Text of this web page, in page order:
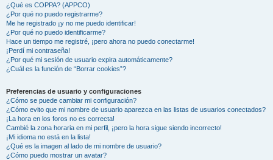
¿Qué es COPPA? (APPCO)
¿Por qué no puedo registrarme?
Me he registrado ¡y no me puedo identificar!
¿Por qué no puedo identificarme?
Hace un tiempo me registré, ¡pero ahora no puedo conectarme!
¡Perdí mi contraseña!
¿Por qué mi sesión de usuario expira automáticamente?
¿Cuál es la función de “Borrar cookies”?
Preferencias de usuario y configuraciones
¿Cómo se puede cambiar mi configuración?
¿Cómo evito que mi nombre de usuario aparezca en las listas de usuarios conectados?
¡La hora en los foros no es correcta!
Cambié la zona horaria en mi perfil, ¡pero la hora sigue siendo incorrecto!
¡Mi idioma no está en la lista!
¿Qué es la imagen al lado de mi nombre de usuario?
¿Cómo puedo mostrar un avatar?